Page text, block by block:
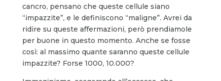
cancro, pensano che queste cellule siano
“impazzite”, e le definiscono “maligne”. Avrei da
ridire su queste affermazioni, però prendiamole
per buone in questo momento. Anche se fosse
così: al massimo quante saranno queste cellule
impazzite? Forse 1000, 10.000?